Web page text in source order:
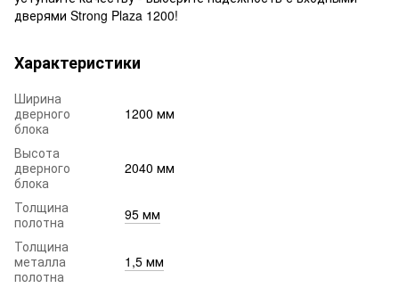
дверями Strong Plaza 1200!
Характеристики
Ширина
дверного
блока
1200 мм
Высота
дверного
блока
2040 мм
Толщина
полотна
95 мм
Толщина
металла
полотна
1,5 мм